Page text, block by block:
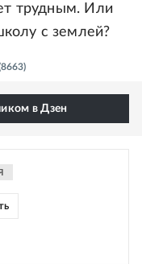
трудным. Или
с землей?
в Дзен